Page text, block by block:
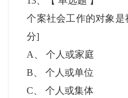
个案社会工作的对象
分]
A
、个人或家庭
B 、个人或单位
C 、个人或集体